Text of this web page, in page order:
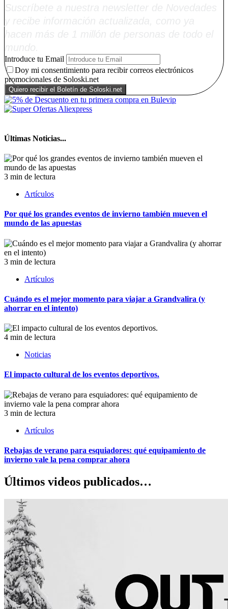
Introduce tu Email
Doy mi consentimiento para recibir correos electrónicos
promocionales de Soloski.net
Últimas Noticias...
3 min de lectura
Artículos
Por qué los grandes eventos de invierno también mueven el
mundo de las apuestas
3 min de lectura
Artículos
Cuándo es el mejor momento para viajar a Grandvalira (y
ahorrar en el intento)
4 min de lectura
Noticias
El impacto cultural de los eventos deportivos.
3 min de lectura
Artículos
Rebajas de verano para esquiadores: qué equipamiento de
invierno vale la pena comprar ahora
Últimos videos publicados…